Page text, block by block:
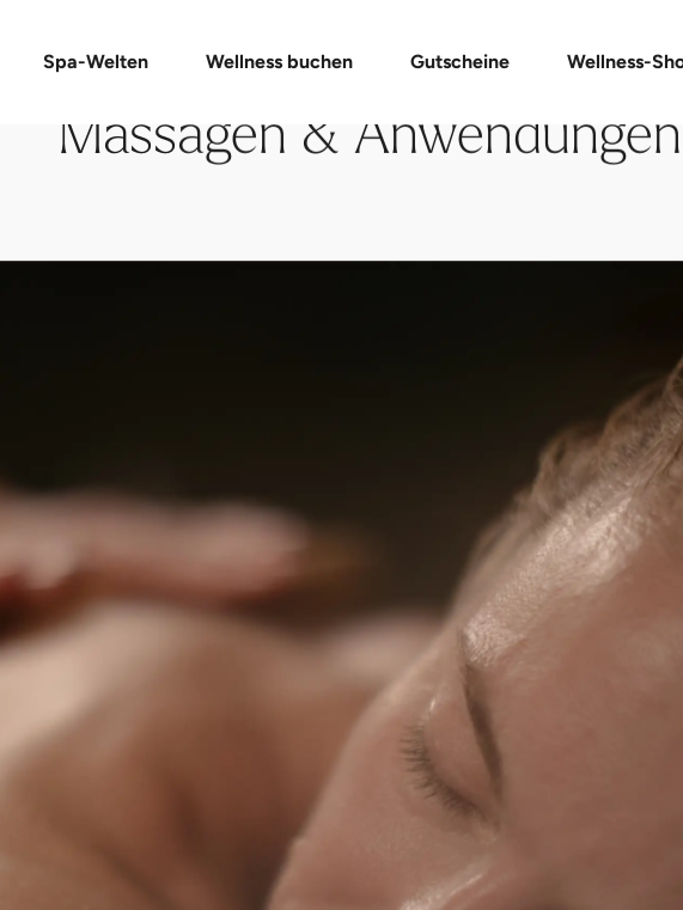
Spa-Welten Wellness buchen
Day Spa Packages Massagen & Anwendungen
Gutscheine
Gutschein-Shop Gutschein prüfen FAQ Gutscheine
Wellness-
Massagen & Anwendungen